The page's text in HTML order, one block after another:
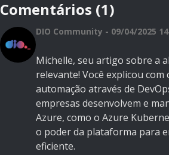
Comentários (1)
DIO Community - 09/04/2025
Michelle, seu artigo sobre a
relevante! Você explicou
automação através de
empresas desenvolvem e
Azure, como o Azure
o poder da plataforma para
eficiente.